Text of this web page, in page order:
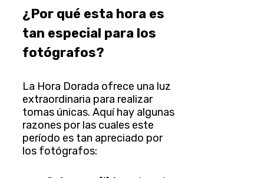
¿Por qué esta hora es
tan especial para los
fotógrafos?
La Hora Dorada ofrece una luz
extraordinaria para realizar
tomas únicas. Aquí hay algunas
razones por las cuales este
período es tan apreciado por
los fotógrafos: